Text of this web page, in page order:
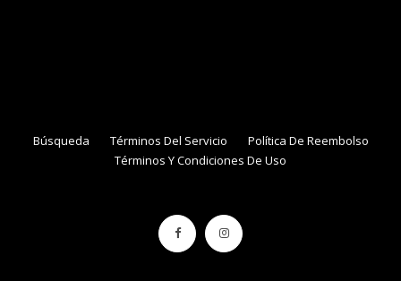
Búsqueda Términos Del Servicio
Política De Reembolso
Términos Y Condiciones De Uso